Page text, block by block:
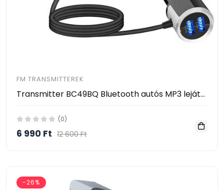
FM TRANSMITTEREK
Transmitter BC49BQ Bluetooth autós MP3 lejátszó Fm LED kijelzővel 2 telefonos kapcsolat
(0)
6 990 Ft 12 600 Ft
-26%